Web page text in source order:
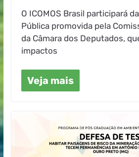
O ICOMOS Brasil participará
Pública promovida pela
da Câmara dos Deputados,
impactos
Veja mais